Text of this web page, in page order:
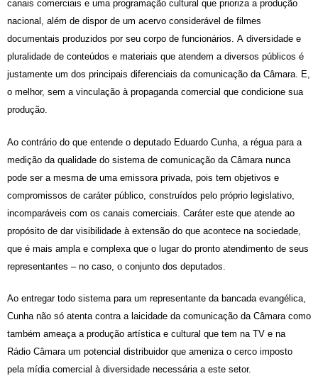
canais comerciais e uma programação cultural que prioriza a produção
nacional, além de dispor de um acervo considerável de filmes
documentais produzidos por seu corpo de funcionários. A diversidade e
pluralidade de conteúdos e materiais que atendem a diversos públicos é
justamente um dos principais diferenciais da comunicação da Câmara. E,
o melhor, sem a vinculação à propaganda comercial que condicione sua
produção.
Ao contrário do que entende o deputado Eduardo Cunha, a régua para a
medição da qualidade do sistema de comunicação da Câmara nunca
pode ser a mesma de uma emissora privada, pois tem objetivos e
compromissos de caráter público, construídos pelo próprio legislativo,
incomparáveis com os canais comerciais. Caráter este que atende ao
propósito de dar visibilidade à extensão do que acontece na sociedade,
que é mais ampla e complexa que o lugar do pronto atendimento de seus
representantes – no caso, o conjunto dos deputados.
Ao entregar todo sistema para um representante da bancada evangélica,
Cunha não só atenta contra a laicidade da comunicação da Câmara como
também ameaça a produção artística e cultural que tem na TV e na
Rádio Câmara um potencial distribuidor que ameniza o cerco imposto
pela mídia comercial à diversidade necessária a este setor.